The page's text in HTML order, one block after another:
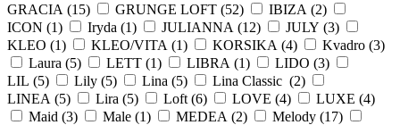
GRACIA (15) GRUNGE LOFT (52) IBIZA (2)
ICON (1) Iryda (1) JULIANNA (12) JULY (3)
KLEO (1) KLEO/VITA (1) KORSIKA (4) Kvadro (3)
Laura (5) LETT (1) LIBRA (1) LIDO (3)
LIL (5) Lily (5) Lina (5) Lina Classic (2)
LINEA (5) Lira (5) Loft (6) LOVE (4) LUXE (4)
Maid (3) Male (1) MEDEA (2) Melody (17)